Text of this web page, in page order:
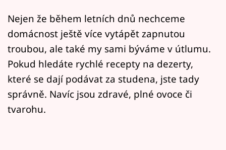
Sledujte nás
Nejen že během letních dnů nechceme
domácnost ještě více vytápět zapnutou
troubou, ale také my sami býváme v útlumu.
Pokud hledáte rychlé recepty na dezerty,
které se dají podávat za studena, jste tady
správně. Navíc jsou zdravé, plné ovoce či
tvarohu.